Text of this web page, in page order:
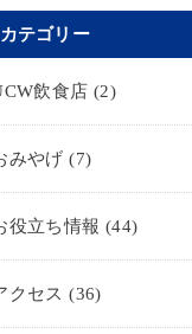
カテゴリー
飲食店 (2)
みやげ(7)
役立ち情報 (44)
クセス(36)